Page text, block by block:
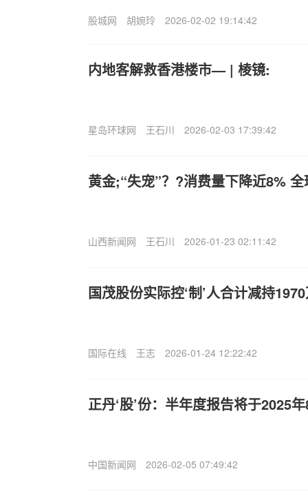
股城网 胡婉玲 2026-02-02 19:14:42
内地客解救香港楼市— | 棱镜:
星岛环球网 王石川 2026-02-03 17:39:42
黄金;“失宠”？?消费量下降近8%
山西新闻网 王石川 2026-01-23 02:11:42
国茂股份实际控‘制’人合计减持
国际在线 王志 2026-01-24 12:22:42
正丹‘股’份：半年度报告将于2025
中国新闻网 2026-02-05 07:49:42